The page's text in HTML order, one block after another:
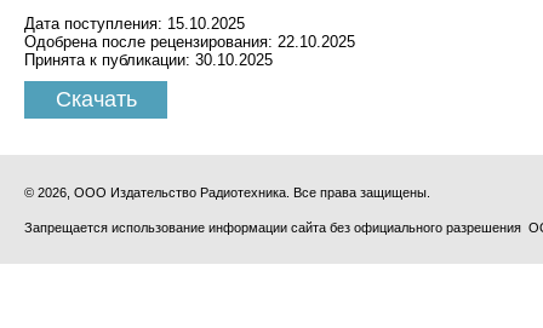
Дата поступления: 15.10.2025
Одобрена после рецензирования: 22.10.2025
Принята к публикации: 30.10.2025
Скачать
© 2026, ООО Издательство Радиотехника. Все права защищены.
Запрещается использование информации сайта без официального разрешения